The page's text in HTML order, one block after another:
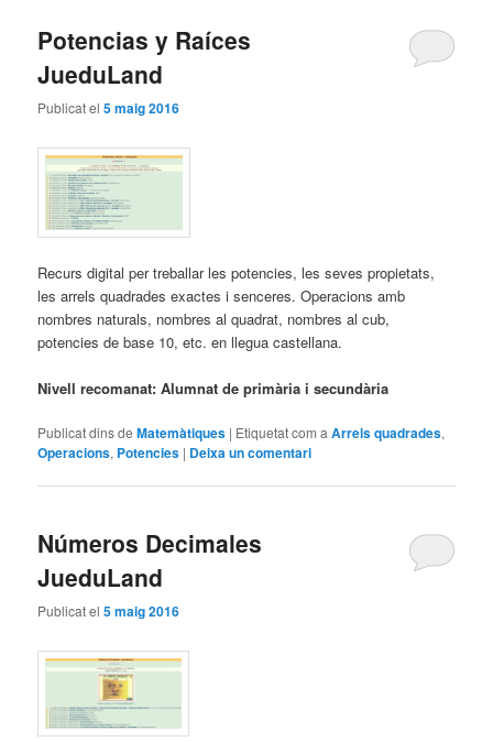
Potencias y Raíces
JueduLand
Publicat el5 maig 2016
Recurs digital per treballar les potencies, les seves propietats,
les arrels quadrades exactes i senceres. Operacions amb
nombres naturals, nombres al quadrat, nombres al cub,
potencies de base 10, etc. en llegua castellana.
Nivell recomanat: Alumnat de primària i secundària
Publicat dins de Matemàtiques | Etiquetat com a Arrels quadrades,
Operacions, Potencies | Deixa un comentari
Números Decimales
JueduLand
Publicat el5 maig 2016